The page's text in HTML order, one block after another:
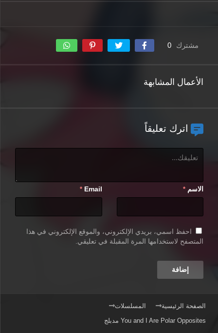
مشترك 0
الأعمال المشابهة
اترك تعليقاً
الاسم *
Email
*
احفظ اسمي، بريدي الإلكتروني، والموقع الإلكتروني في هذا
المتصفح لاستخدامها المرة المقبلة في تعليقي.
الصفحة الرئيسية
المسلسلات
You and I Are Polar Opposites مدبلج